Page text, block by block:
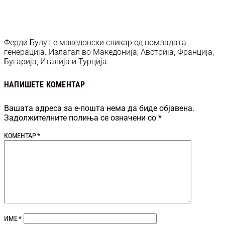
Ферди Булут е македонски сликар од помладата
генерација. Излагал во Македонија, Австрија, Франција,
Бугарија, Италија и Турција.
НАПИШЕТЕ КОМЕНТАР
Вашата адреса за е-пошта нема да биде објавена.
Задолжителните полиња се означени со *
КОМЕНТАР*
ИМЕ*